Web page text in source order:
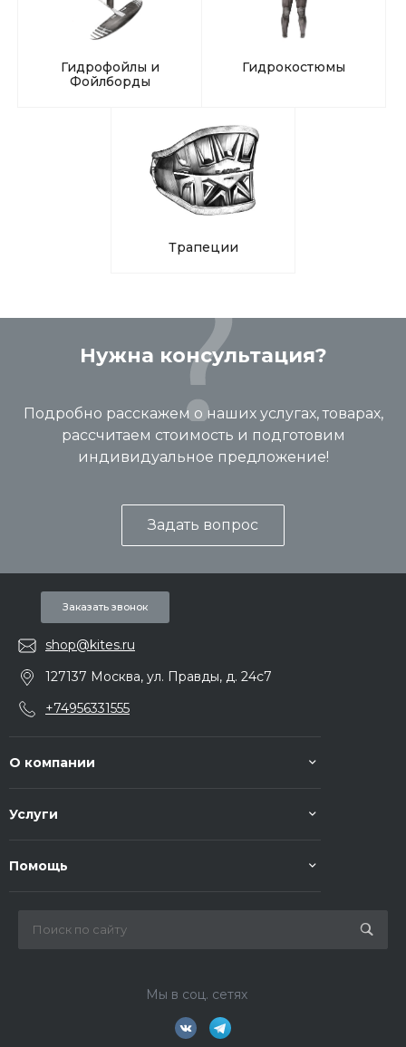
Гидрофойлы и
Фойлборды
Гидрокостюмы
Трапеции
Нужна консультация?
Подробно расскажем о наших услугах, товарах,
рассчитаем стоимость и подготовим
индивидуальное предложение!
Задать вопрос
Заказать звонок
shop@kites.ru
127137 Москва, ул. Правды, д. 24с7
+74956331555
О компании
Услуги
Помощь
Мы в соц. сетях